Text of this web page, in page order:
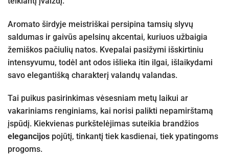
Aromato širdyje meistriškai persipina tamsių slyvų
saldumas ir gaivūs apelsinų akcentai, kuriuos užbaigia
žemiškos pačiulių natos. Kvepalai pasižymi išskirtiniu
intensyvumu, todėl ant odos išlieka itin ilgai, išlaikydami
savo elegantišką charakterį valandų valandas.
Tai puikus pasirinkimas vėsesniam metų laikui ar
vakariniams renginiams, kai norisi palikti nepamirštamą
įspūdį. Kiekvienas purkštelėjimas suteikia brandžios
elegancijos pojūtį, tinkantį tiek kasdienai, tiek ypatingoms
progoms.